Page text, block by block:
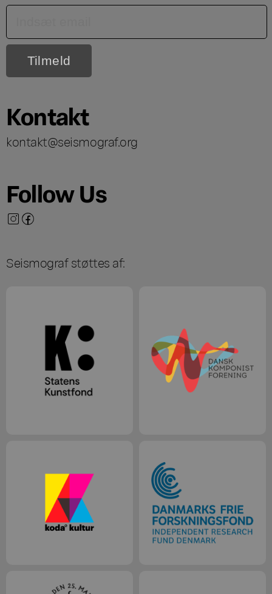
Kontakt
kontakt@seismograf.org
Follow Us
Seismograf støttes af: